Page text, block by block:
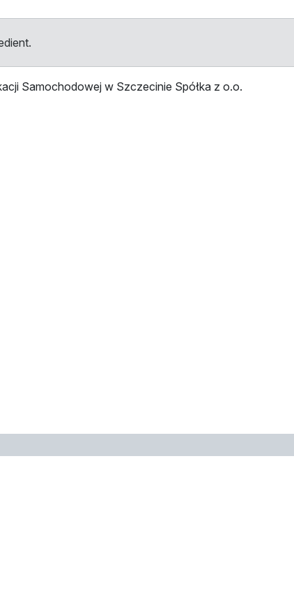
Samochodowej w Szczecinie Spółka z o.o.